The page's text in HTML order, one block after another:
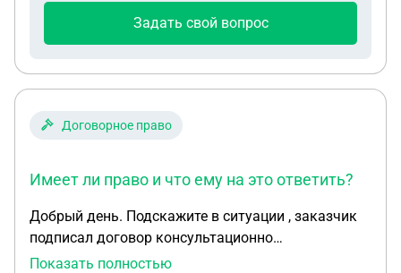
сотрудники полиции и ДПС так поступить?
Задать свой вопрос
Договорное право
Имеет ли право и что ему на это ответить?
Добрый день. Подскажите в ситуации , заказчик
подписал договор консультационно
сопроводительные услуги . Подбор банков,
Показать полностью